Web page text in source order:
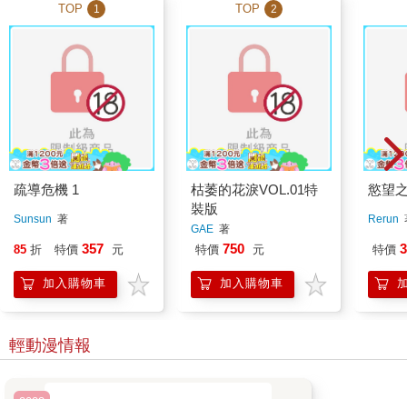
TOP 1
疏導危機 1
Sunsun 著
85 折 特價 357 元
加入購物車
TOP 2
枯萎的花淚VOL.01特
裝版
GAE 著
特價 750 元
加入購物車
慾望
Rerun
特價
輕動漫情報